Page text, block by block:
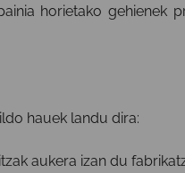
horietako gehienek
hauek landu dira:
aukera izan du